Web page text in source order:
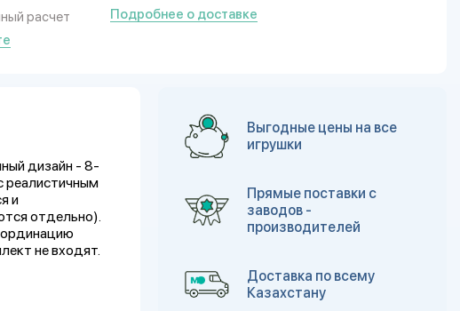
расчет
Подробнее о доставке
дизайн - 8-
реалистичным
и
отдельно).
не входят.
Выгодные цены на все
игрушки
Прямые поставки с
заводов -
производителей
Доставка по всему
Казахстану